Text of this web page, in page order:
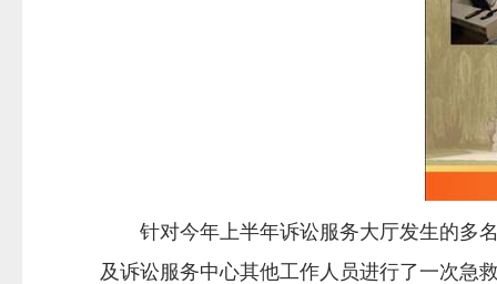
针对今年上半年诉讼服务大厅发生的多名
及诉讼服务中心其他工作人员进行了一次急